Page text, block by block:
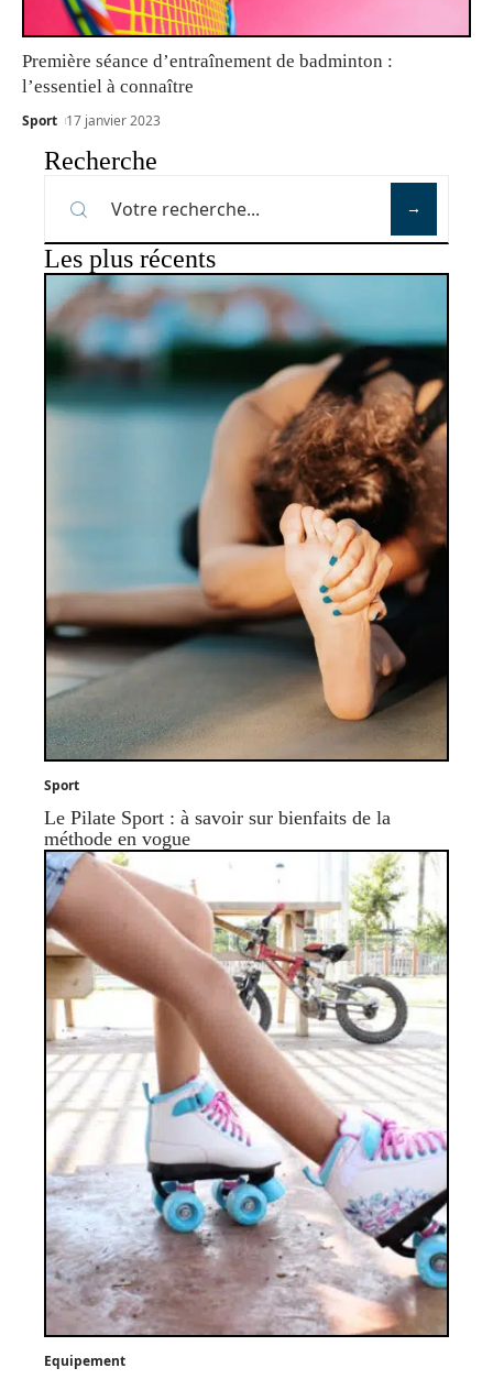
Première séance d’entraînement de badminton :
l’essentiel à connaître
Sport 17 janvier 2023
Recherche
Les plus récents
Sport
Le Pilate Sport : à savoir sur bienfaits de la
méthode en vogue
Equipement